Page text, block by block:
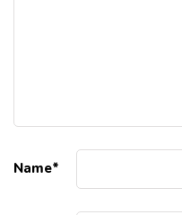
Name*